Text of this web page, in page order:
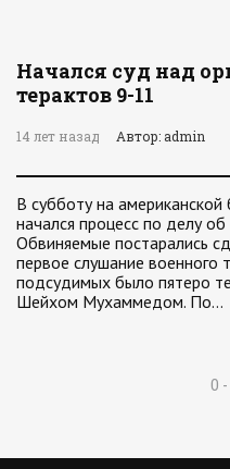
Начался суд над
терактов 9-11
14 лет назад Автор: admin
В субботу на американской
начался процесс по делу
Обвиняемые постарались
первое слушание военного
подсудимых было пятеро
Шейхом Мухаммедом. По…
0